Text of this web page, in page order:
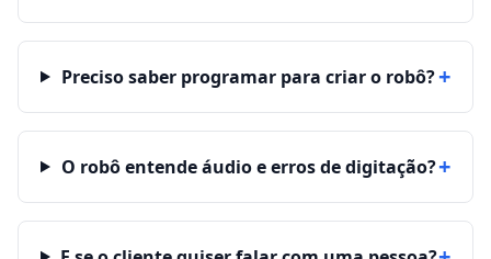
Preciso saber programar para criar o robô?+
O robô entende áudio e erros de digitação?+